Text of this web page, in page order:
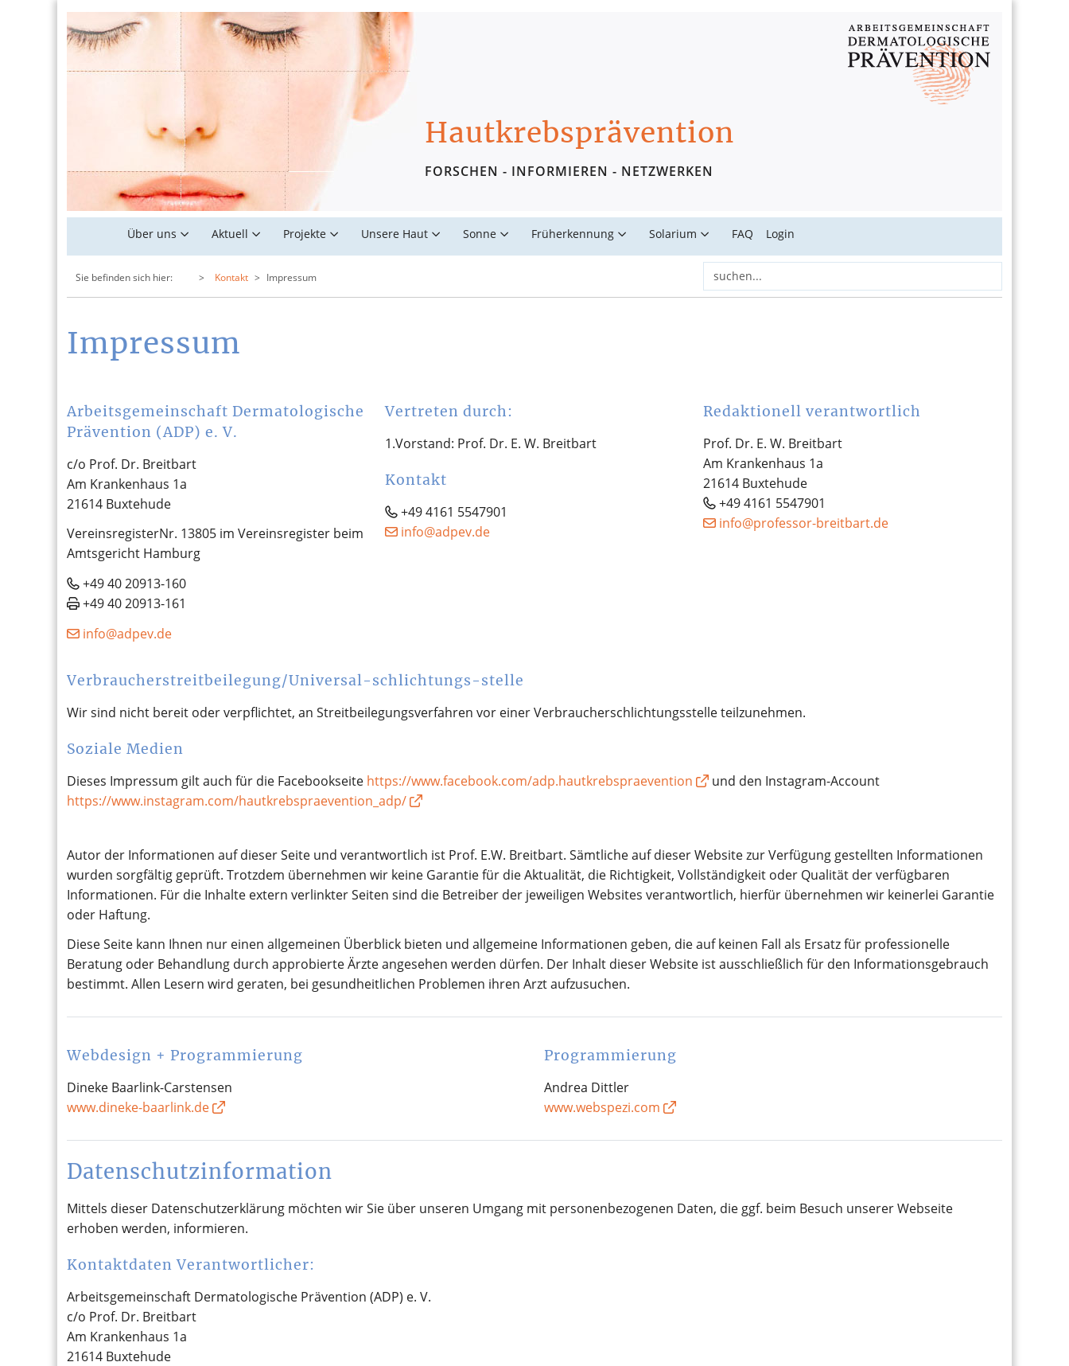
Hautkrebsprävention
FORSCHEN - INFORMIEREN - NETZWERKEN
Über uns Aktuell Projekte Unsere Haut Sonne Früherkennung Solarium FAQ Login
Sie befinden sich hier: Kontakt Impressum
Impressum
Arbeitsgemeinschaft Dermatologische
Prävention (ADP) e. V.
c/o Prof. Dr. Breitbart
Am Krankenhaus 1a
21614 Buxtehude
VereinsregisterNr. 13805 im Vereinsregister beim
Amtsgericht Hamburg
+49 40 20913-160
+49 40 20913-161
ed.vepda@ofni
Vertreten durch:
1.Vorstand: Prof. Dr. E. W. Breitbart
Kontakt
+49 4161 5547901
ed.vepda@ofni
Redaktionell verantwortlich
Prof. Dr. E. W. Breitbart
Am Krankenhaus 1a
21614 Buxtehude
+49 4161 5547901
ed.trabtierb-rosseforp@ofni
Verbraucherstreitbeilegung/Universal-schlichtungs-stelle
Wir sind nicht bereit oder verpflichtet, an Streitbeilegungsverfahren vor einer Verbraucherschlichtungsstelle teilzunehmen.
Soziale Medien
Dieses Impressum gilt auch für die Facebookseite https://www.facebook.com/adp.hautkrebspraevention
und den Instagram-Account
https://www.instagram.com/hautkrebspraevention_adp/
Autor der Informationen auf dieser Seite und verantwortlich ist Prof. E.W. Breitbart. Sämtliche auf dieser Website zur Verfügung gestellten Informationen
wurden sorgfältig geprüft. Trotzdem übernehmen wir keine Garantie für die Aktualität, die Richtigkeit, Vollständigkeit oder Qualität der verfügbaren
Informationen. Für die Inhalte extern verlinkter Seiten sind die Betreiber der jeweiligen Websites verantwortlich, hierfür übernehmen wir keinerlei Garantie
oder Haftung.
Diese Seite kann Ihnen nur einen allgemeinen Überblick bieten und allgemeine Informationen geben, die auf keinen Fall als Ersatz für professionelle
Beratung oder Behandlung durch approbierte Ärzte angesehen werden dürfen. Der Inhalt dieser Website ist ausschließlich für den Informationsgebrauch
bestimmt. Allen Lesern wird geraten, bei gesundheitlichen Problemen ihren Arzt aufzusuchen.
Webdesign + Programmierung
Dineke Baarlink-Carstensen
www.dineke-baarlink.de
Programmierung
Andrea Dittler
www.webspezi.com
Datenschutzinformation
Mittels dieser Datenschutzerklärung möchten wir Sie über unseren Umgang mit personenbezogenen Daten, die ggf. beim Besuch unserer Webseite
erhoben werden, informieren.
Kontaktdaten Verantwortlicher:
Arbeitsgemeinschaft Dermatologische Prävention (ADP) e. V.
c/o Prof. Dr. Breitbart
Am Krankenhaus 1a
21614 Buxtehude